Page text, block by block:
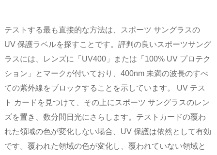
テストする最も直接的な方法は、スポーツ サングラスの
UV 保護ラベルを探すことです。評判の良いスポーツサング
ラスには、レンズに「UV400」または「100% UV プロテク
ション」とマークが付いており、400nm 未満の波長のすべ
ての紫外線をブロックすることを示しています。 UV テス
ト カードを見つけて、その上にスポーツ サングラスのレン
ズを置き、数分間日光にさらします。テストカードの覆わ
れた領域の色が変化しない場合、UV 保護は依然として有効
です。覆われた領域の色が変化し、覆われていない領域と